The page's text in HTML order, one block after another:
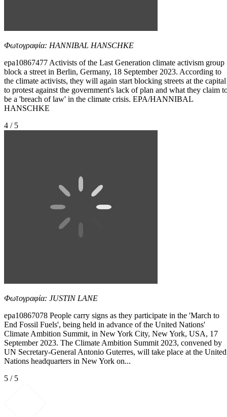
Φωτογραφία: HANNIBAL HANSCHKE
epa10867477 Activists of the Last Generation climate activism group
block a street in Berlin, Germany, 18 September 2023. According to
the climate activists, they will again start blocking streets at the capital
to protest against the government's lack of plan and what they claim
be a 'breach of law' in the climate crisis. EPA/HANNIBAL
HANSCHKE
4 / 5
Φωτογραφία: JUSTIN LANE
epa10867078 People carry signs as they participate in the 'March to
End Fossil Fuels', being held in advance of the United Nations'
Climate Ambition Summit, in New York City, New York, USA, 17
September 2023. The Climate Ambition Summit 2023, convened by
UN Secretary-General Antonio Guterres, will take place at the United
Nations headquarters in New York on...
5 / 5